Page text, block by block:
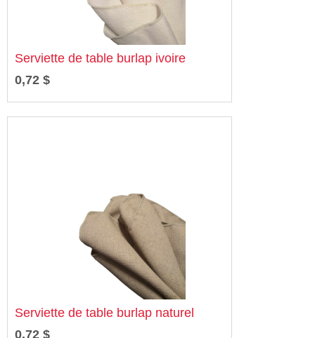
Serviette de table burlap ivoire
0,72 $
Serviette de table burlap naturel
0,72 $